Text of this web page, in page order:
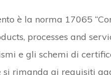
è la norma 17065
processes and
e gli schemi di
si rimanda ai requisiti